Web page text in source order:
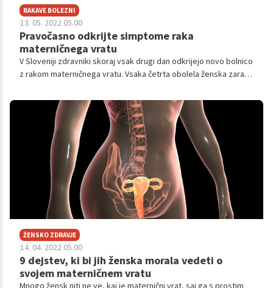
RAKAVE BOLEZNI
13. 05. 2022 05.00
Pravočasno odkrijte simptome raka
materničnega vratu
V Sloveniji zdravniki skoraj vsak drugi dan odkrijejo novo bolnico
z rakom materničnega vratu. Vsaka četrta obolela ženska zaradi
boleznijo, je bila tudi komaj 36-letna tekmovalka letošnjega šova
Kmetija Ksenija Sešel. Zato je izjemnega pomena, da veste,
kako se zaščititi pred rakom materničnega vratu in kaj storiti, če
ŽENSKO ZDRAVJE
14. 04. 2022 05.00
9 dejstev, ki bi jih ženska morala vedeti o
svojem materničnem vratu
Mnogo žensk niti ne ve, kaj je maternični vrat, saj ga s prostim